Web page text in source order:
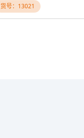
货号：13021